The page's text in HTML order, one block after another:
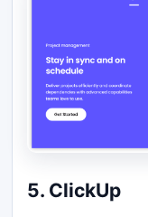
5. ClickUp